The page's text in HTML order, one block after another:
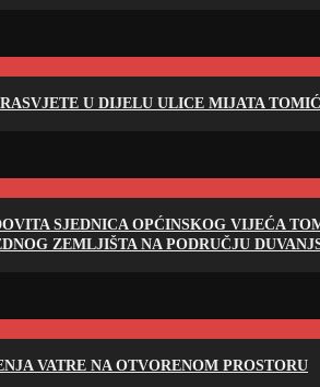
U DIJELU ULICE MIJATA
SJEDNICA OPĆINSKOG VIJEĆA
ZEMLJIŠTA NA PODRUČJU
VATRE NA OTVORENOM PROSTORU